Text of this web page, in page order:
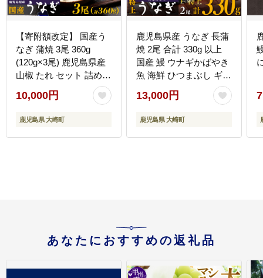
【寄附額改定】 国産う
なぎ 蒲焼 3尾 360g
(120g×3尾) 鹿児島県産
山椒 たれ セット 詰め合
わせ おおさき町鰻加工
組合 ウナギ 鰻 大隅半島
大崎町
10,000円
鹿児島県 大崎町
鹿児島県産 うなぎ 長蒲
焼 2尾 合計 330g 以上
国産 鰻 ウナギかばやき
魚 海鮮 ひつまぶし ギフ
ト 人気 おすすめ 大崎町
大隅半島
13,000円
鹿児島県 大崎町
あなたにおすすめの返礼品